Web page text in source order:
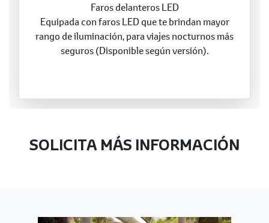
Faros delanteros LED
Equipada con faros LED que te brindan mayor
rango de iluminación, para viajes nocturnos más
seguros (Disponible según versión).
SOLICITA MÁS INFORMACIÓN